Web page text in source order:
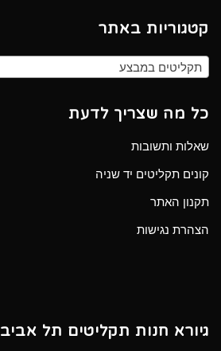
קטגוריות באתר
תקליטים במבצע
כל מה שצריך לדעת
שאלות ותשובות
קונים תקליטים יד שניה
תקנון האתר
הצהרת נגישות
גיורא חנות תקליטים תל אביב